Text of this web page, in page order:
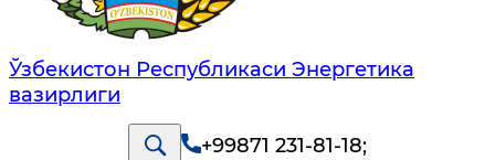
Ўзбекистон Республикаси Энергетика
вазирлиги
+99871 231-81-18;